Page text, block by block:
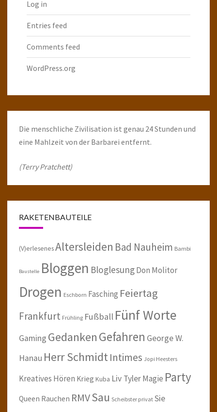
Log in
Entries feed
Comments feed
WordPress.org
Die menschliche Zivilisation ist genau 24 Stunden und
eine Mahlzeit von der Barbarei entfernt.
(Terry Pratchett)
RAKETENBAUTEILE
(V)erlesenesAltersleiden Bad Nauheim Bambi
Baustelle Bloggen BloglesungDon Molitor
Drogen Eschborn Fasching Feiertag
Frankfurt Frühling Fußball Fünf Worte
Gaming GedankenGefahren George W.
Hanau Herr SchmidtIntimes Jopi Heesters
Kreatives Hören Krieg Kuba Liv TylerMagie Party
Queen Rauchen RMVSau Scheibster privat Sie